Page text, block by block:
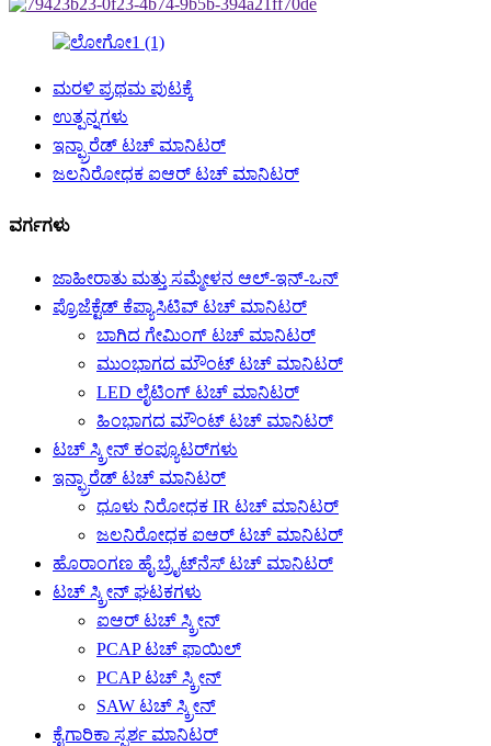
ಮರಳಿ ಪ್ರಥಮ ಪುಟಕ್ಕೆ
ಉತ್ಪನ್ನಗಳು
ಇನ್ಫ್ರಾರೆಡ್ ಟಚ್ ಮಾನಿಟರ್
ಜಲನಿರೋಧಕ ಐಆರ್ ಟಚ್ ಮಾನಿಟರ್
ವರ್ಗಗಳು
ಜಾಹೀರಾತು ಮತ್ತು ಸಮ್ಮೇಳನ ಆಲ್-ಇನ್-ಒನ್
ಪ್ರೊಜೆಕ್ಟೆಡ್ ಕೆಪ್ಯಾಸಿಟಿವ್ ಟಚ್ ಮಾನಿಟರ್
ಬಾಗಿದ ಗೇಮಿಂಗ್ ಟಚ್ ಮಾನಿಟರ್
ಮುಂಭಾಗದ ಮೌಂಟ್ ಟಚ್ ಮಾನಿಟರ್
LED ಲೈಟಿಂಗ್ ಟಚ್ ಮಾನಿಟರ್
ಹಿಂಭಾಗದ ಮೌಂಟ್ ಟಚ್ ಮಾನಿಟರ್
ಟಚ್ ಸ್ಕ್ರೀನ್ ಕಂಪ್ಯೂಟರ್‌ಗಳು
ಇನ್ಫ್ರಾರೆಡ್ ಟಚ್ ಮಾನಿಟರ್
ಧೂಳು ನಿರೋಧಕ IR ಟಚ್ ಮಾನಿಟರ್
ಜಲನಿರೋಧಕ ಐಆರ್ ಟಚ್ ಮಾನಿಟರ್
ಹೊರಾಂಗಣ ಹೈ ಬ್ರೈಟ್‌ನೆಸ್ ಟಚ್ ಮಾನಿಟರ್
ಟಚ್ ಸ್ಕ್ರೀನ್ ಘಟಕಗಳು
ಐಆರ್ ಟಚ್ ಸ್ಕ್ರೀನ್
PCAP ಟಚ್ ಫಾಯಿಲ್
PCAP ಟಚ್ ಸ್ಕ್ರೀನ್
SAW ಟಚ್ ಸ್ಕ್ರೀನ್
ಕೈಗಾರಿಕಾ ಸ್ಪರ್ಶ ಮಾನಿಟರ್